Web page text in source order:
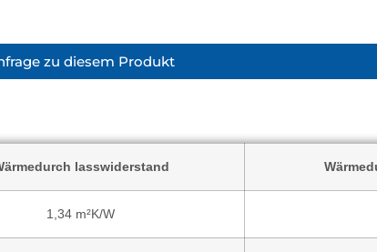
zu diesem Produkt
lasswiderstand
1,34 m²K/W